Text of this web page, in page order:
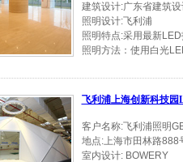
建筑设计:广东省建筑
照明设计:飞利浦
照明特点:采用最新
照明方法：使用白光
飞利浦上海创新科技园
客户名称:飞利浦照明
地点:上海市田林路888
室内设计: BOWERY